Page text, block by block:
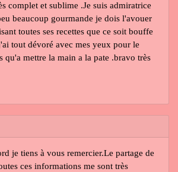
complet et sublime .Je suis admiratrice
beaucoup gourmande je dois l'avouer
toutes ses recettes que ce soit bouffe
tout dévoré avec mes yeux pour le
qu'a mettre la main a la pate .bravo très
je tiens à vous remercier.Le partage de
ces informations me sont très